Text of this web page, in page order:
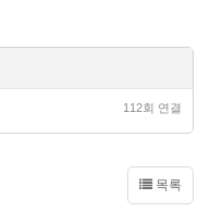
112회 연결
목록